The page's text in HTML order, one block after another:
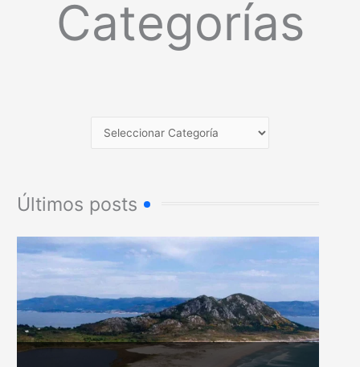
Categorías
Últimos posts